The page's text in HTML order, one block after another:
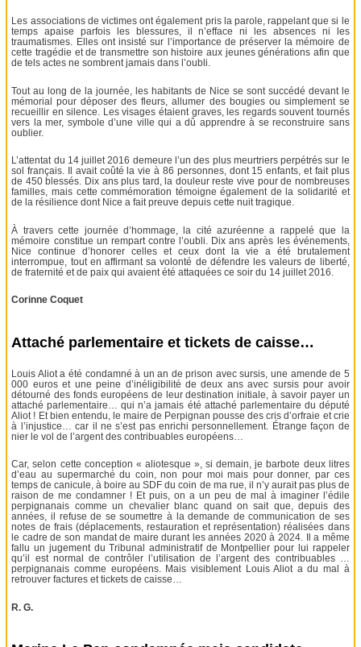
Les associations de victimes ont également pris la parole, rappelant que si le
temps apaise parfois les blessures, il n’efface ni les absences ni les
traumatismes. Elles ont insisté sur l’importance de préserver la mémoire de
cette tragédie et de transmettre son histoire aux jeunes générations afin que
de tels actes ne sombrent jamais dans l’oubli.
Tout au long de la journée, les habitants de Nice se sont succédé devant le
mémorial pour déposer des fleurs, allumer des bougies ou simplement se
recueillir en silence. Les visages étaient graves, les regards souvent tournés
vers la mer, symbole d’une ville qui a dû apprendre à se reconstruire sans
oublier.
L’attentat du 14 juillet 2016 demeure l’un des plus meurtriers perpétrés sur le
sol français. Il avait coûté la vie à 86 personnes, dont 15 enfants, et fait plus
de 450 blessés. Dix ans plus tard, la douleur reste vive pour de nombreuses
familles, mais cette commémoration témoigne également de la solidarité et
de la résilience dont Nice a fait preuve depuis cette nuit tragique.
À travers cette journée d’hommage, la cité azuréenne a rappelé que la
mémoire constitue un rempart contre l’oubli. Dix ans après les événements,
Nice continue d’honorer celles et ceux dont la vie a été brutalement
interrompue, tout en affirmant sa volonté de défendre les valeurs de liberté,
de fraternité et de paix qui avaient été attaquées ce soir du 14 juillet 2016.
Corinne Coquet
Attaché parlementaire et tickets de caisse…
Louis Aliot a été condamné à un an de prison avec sursis, une amende de 5
000 euros et une peine d’inéligibilité de deux ans avec sursis pour avoir
détourné des fonds européens de leur destination initiale, à savoir payer un
attaché parlementaire… qui n’a jamais été attaché parlementaire du député
Aliot ! Et bien entendu, le maire de Perpignan pousse des cris d’orfraie et crie
à l’injustice… car il ne s’est pas enrichi personnellement. Étrange façon de
nier le vol de l’argent des contribuables européens…
Car, selon cette conception « aliotesque », si demain, je barbote deux litres
d’eau au supermarché du coin, non pour moi mais pour donner, par ces
temps de canicule, à boire au SDF du coin de ma rue, il n’y aurait pas plus de
raison de me condamner ! Et puis, on a un peu de mal à imaginer l’édile
perpignanais comme un chevalier blanc quand on sait que, depuis des
années, il refuse de se soumettre à la demande de communication de ses
notes de frais (déplacements, restauration et représentation) réalisées dans
le cadre de son mandat de maire durant les années 2020 à 2024. Il a même
fallu un jugement du Tribunal administratif de Montpellier pour lui rappeler
qu’il est normal de contrôler l’utilisation de l’argent des contribuables …
perpignanais comme européens. Mais visiblement Louis Aliot a du mal à
retrouver factures et tickets de caisse…
R. G.